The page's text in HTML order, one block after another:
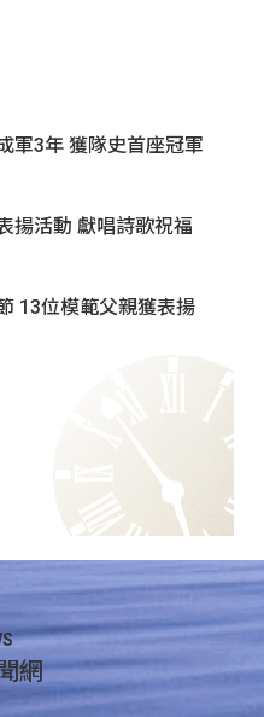
軍3年 獲隊史首座冠軍
揚活動 獻唱詩歌祝福
13位模範父親獲表揚
網